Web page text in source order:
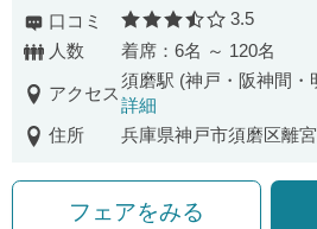
口コミ 口コミ評価
3.5
人数
着席：6名 ～ 120名
アクセス
須磨駅 (神戸・阪神間・
詳細
住所
兵庫県神戸市須磨区離
フェアをみる